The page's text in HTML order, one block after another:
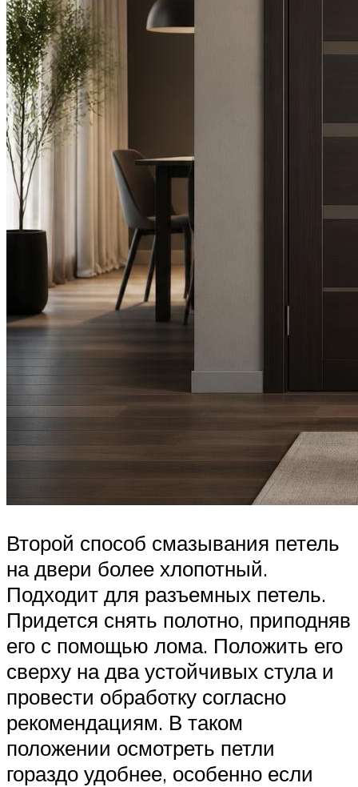
Второй способ смазывания петель
на двери более хлопотный.
Подходит для разъемных петель.
Придется снять полотно, приподняв
его с помощью лома. Положить его
сверху на два устойчивых стула и
провести обработку согласно
рекомендациям. В таком
положении осмотреть петли
гораздо удобнее, особенно если